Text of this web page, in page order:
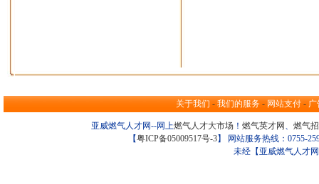
关于我们 - 我们的服务- 网站支付- 广
亚威燃气人才网--网上燃气人才大市场 ！ 燃气英才网 、 燃气
【粤ICP备05009517号-3】 网站服务热线：0755-
未经【亚威燃气人才